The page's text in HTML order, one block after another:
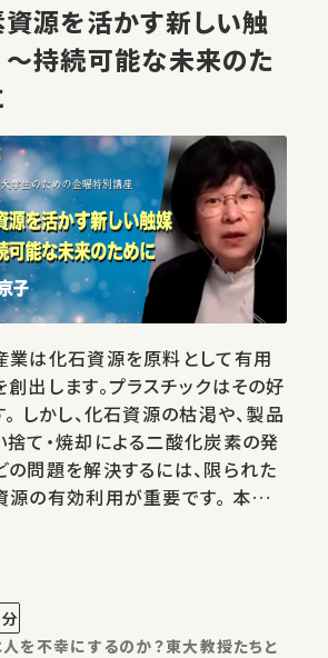
源を活かす新しい触
持続可能な未来のた
業は化石資源を原料として有用
出します。プラスチックはその好
しかし、化石資源の枯渇や、製品
捨て・焼却による二酸化炭素の発
の問題を解決するには、限られた
源の有効利用が重要です。 本講
のシェアが、ほかの誰かの学び
るかもしれません。 お気に入…
を不幸にするのか？東大教授たちと